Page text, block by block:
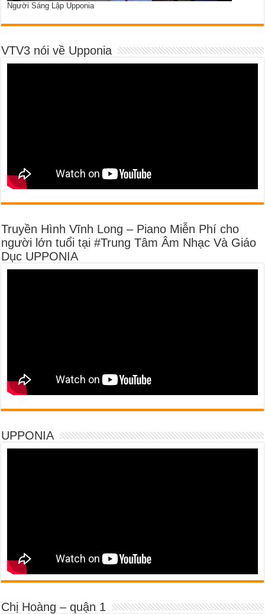
Người Sáng Lập Upponia
VTV3 nói về Upponia
Truyền Hình Vĩnh Long – Piano Miễn Phí cho
người lớn tuổi tại #Trung Tâm Âm Nhạc Và Giáo
Dục UPPONIA
UPPONIA
Chị Hoàng – quận 1